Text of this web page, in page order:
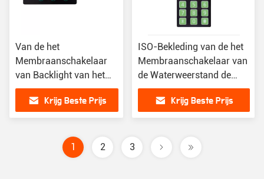
Van de het
Membraanschakelaar
van Backlight van het
douaneprototype het
Flexibele Tastbare
Numerieke toetsenblok
Krijg Beste Prijs
ISO-Bekleding van de het
Membraanschakelaar van
de Waterweerstand de
Verlichte die in Diverse
Fieds wordt gebruikt
Krijg Beste Prijs
1 2 3